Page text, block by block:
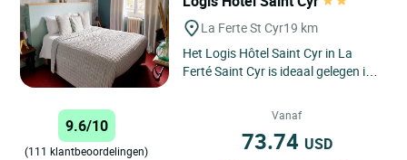
La Ferte St Cyr19 km
Het Logis Hôtel Saint Cyr in La
Ferté Saint Cyr is ideaal gelegen in
vallei, een regio...
9.6/10
(111 klantbeoordelingen)
Vanaf
73.74 USD